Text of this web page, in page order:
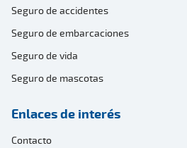
Seguro de accidentes
Seguro de embarcaciones
Seguro de vida
Seguro de mascotas
Enlaces de interés
Contacto